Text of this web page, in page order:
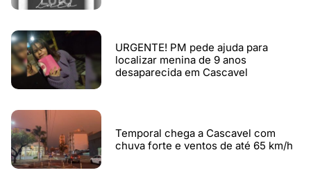
URGENTE! PM pede ajuda para
localizar menina de 9 anos
desaparecida em Cascavel
Temporal chega a Cascavel com
chuva forte e ventos de até 65 km/h